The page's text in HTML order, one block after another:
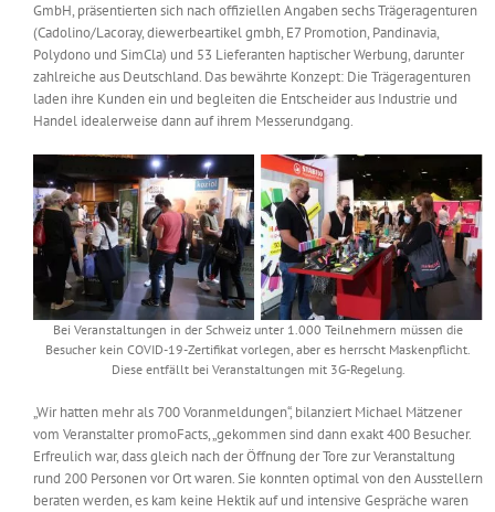
Unternehmen
Interviews
Wissen
Product Guide
Jobshop
nach:
GmbH, präsentierten sich nach offiziellen Angaben sechs Trägeragenturen
(Cadolino/Lacoray, diewerbeartikel gmbh, E7 Promotion, Pandinavia,
Polydono und SimCla) und 53 Lieferanten haptischer Werbung, darunter
zahlreiche aus Deutschland. Das bewährte Konzept: Die Trägeragenturen
laden ihre Kunden ein und begleiten die Entscheider aus Industrie und
Handel idealerweise dann auf ihrem Messerundgang.
Bei Veranstaltungen in der Schweiz unter 1.000 Teilnehmern müssen die
Besucher kein COVID-19-Zertifikat vorlegen, aber es herrscht Maskenpflicht.
Diese entfällt bei Veranstaltungen mit 3G-Regelung.
„Wir hatten mehr als 700 Voranmeldungen“, bilanziert Michael Mätzener
vom Veranstalter promoFacts, „gekommen sind dann exakt 400 Besucher.
Erfreulich war, dass gleich nach der Öffnung der Tore zur Veranstaltung
rund 200 Personen vor Ort waren. Sie konnten optimal von den Ausstellern
beraten werden, es kam keine Hektik auf und intensive Gespräche waren